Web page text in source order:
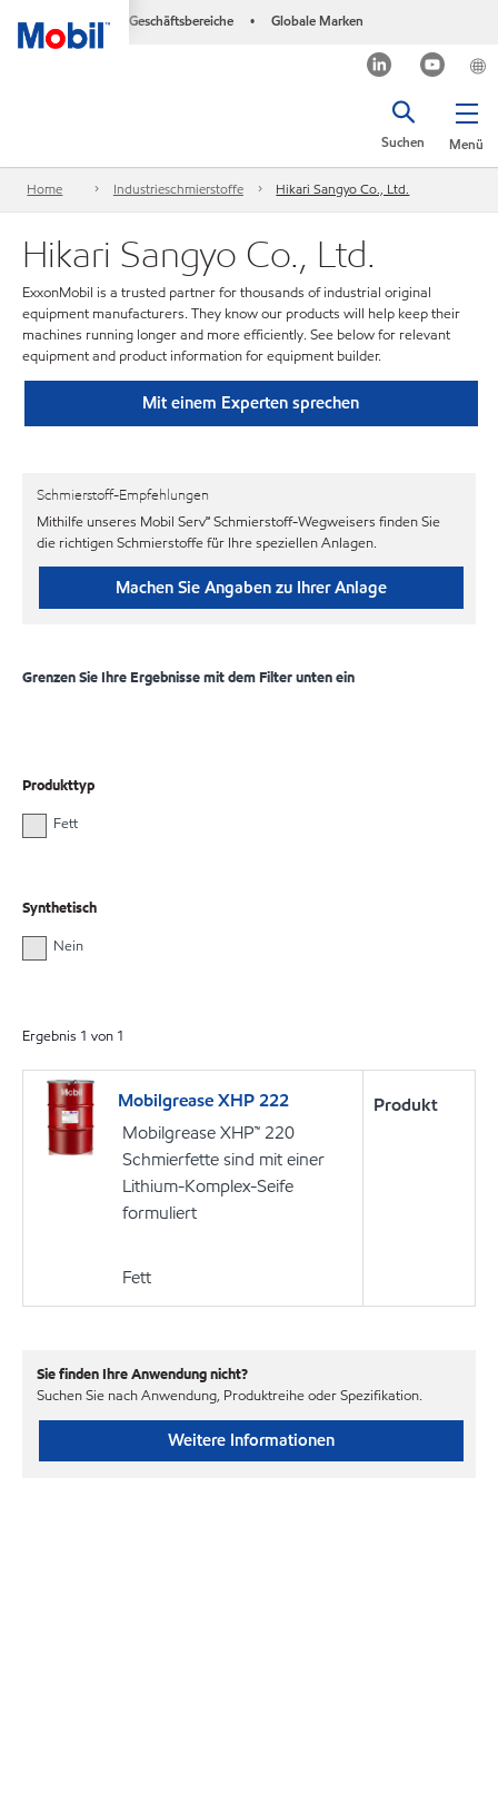
Geschäftsbereiche • Globale Marken
Menü
Suchen
Home Industrieschmierstoffe Hikari Sangyo Co., Ltd.
Hikari Sangyo Co., Ltd.
ExxonMobil is a trusted partner for thousands of industrial original
equipment manufacturers. They know our products will help keep their
machines running longer and more efficiently. See below for relevant
equipment and product information for equipment builder.
Mit einem Experten sprechen
Schmierstoff-Empfehlungen
Mithilfe unseres Mobil Serv℠ Schmierstoff-Wegweisers finden Sie
die richtigen Schmierstoffe für Ihre speziellen Anlagen.
Machen Sie Angaben zu Ihrer Anlage
Grenzen Sie Ihre Ergebnisse mit dem Filter unten ein
Produkttyp
Fett
Synthetisch
Nein
Ergebnis 1 von 1
Mobilgrease XHP 222
Mobilgrease XHP™ 220
Schmierfette sind mit einer
Lithium-Komplex-Seife
formuliert
Fett
Produkt
Sie finden Ihre Anwendung nicht?
Suchen Sie nach Anwendung, Produktreihe oder Spezifikation.
Weitere Informationen